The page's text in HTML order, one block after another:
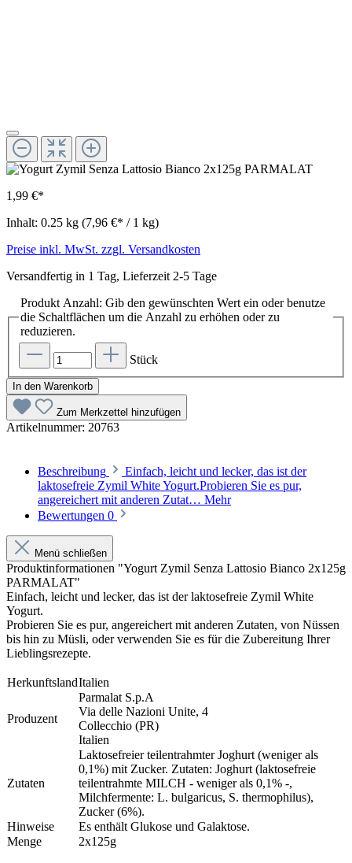
1,99 €*
Inhalt: 0.25 kg (7,96 €* / 1 kg)
Preise inkl. MwSt. zzgl. Versandkosten
Versandfertig in 1 Tag, Lieferzeit 2-5 Tage
Produkt Anzahl: Gib den gewünschten Wert ein oder benutze
die Schaltflächen um die Anzahl zu erhöhen oder zu
reduzieren.
Stück
In den Warenkorb
Zum Merkzettel hinzufügen
Artikelnummer: 20763
Beschreibung
Einfach, leicht und lecker, das ist der
laktosefreie Zymil White Yogurt.Probieren Sie es pur,
angereichert mit anderen Zutat… Mehr
Bewertungen 0
Menü schließen
Produktinformationen "Yogurt Zymil Senza Lattosio Bianco 2x125g
PARMALAT"
Einfach, leicht und lecker, das ist der laktosefreie Zymil White
Yogurt.
Probieren Sie es pur, angereichert mit anderen Zutaten, von Nüssen
bis hin zu Müsli, oder verwenden Sie es für die Zubereitung Ihrer
Lieblingsrezepte.
HerkunftslandItalien
Produzent
Parmalat S.p.A
Via delle Nazioni Unite, 4
Collecchio (PR)
Italien
Zutaten
Laktosefreier teilentrahmter Joghurt (weniger als
0,1%) mit Zucker. Zutaten: Joghurt (laktosefreie
teilentrahmte MILCH - weniger als 0,1% -,
Milchfermente: L. bulgaricus, S. thermophilus),
Zucker (6%).
Hinweise
Es enthält Glukose und Galaktose.
Menge
2x125g